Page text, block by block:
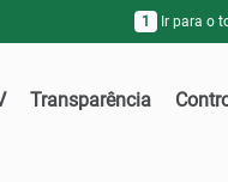
1 Ir para o
Transparência